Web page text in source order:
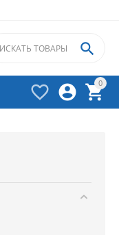
0



